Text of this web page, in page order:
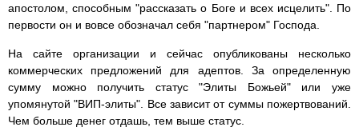
апостолом, способным "рассказать о Боге и всех исцелить". По
первости он и вовсе обозначал себя "партнером" Господа.
На сайте организации и сейчас опубликованы несколько
коммерческих предложений для адептов. За определенную
сумму можно получить статус "Элиты Божьей" или уже
упомянутой "ВИП-элиты". Все зависит от суммы пожертвований.
Чем больше денег отдашь, тем выше статус.